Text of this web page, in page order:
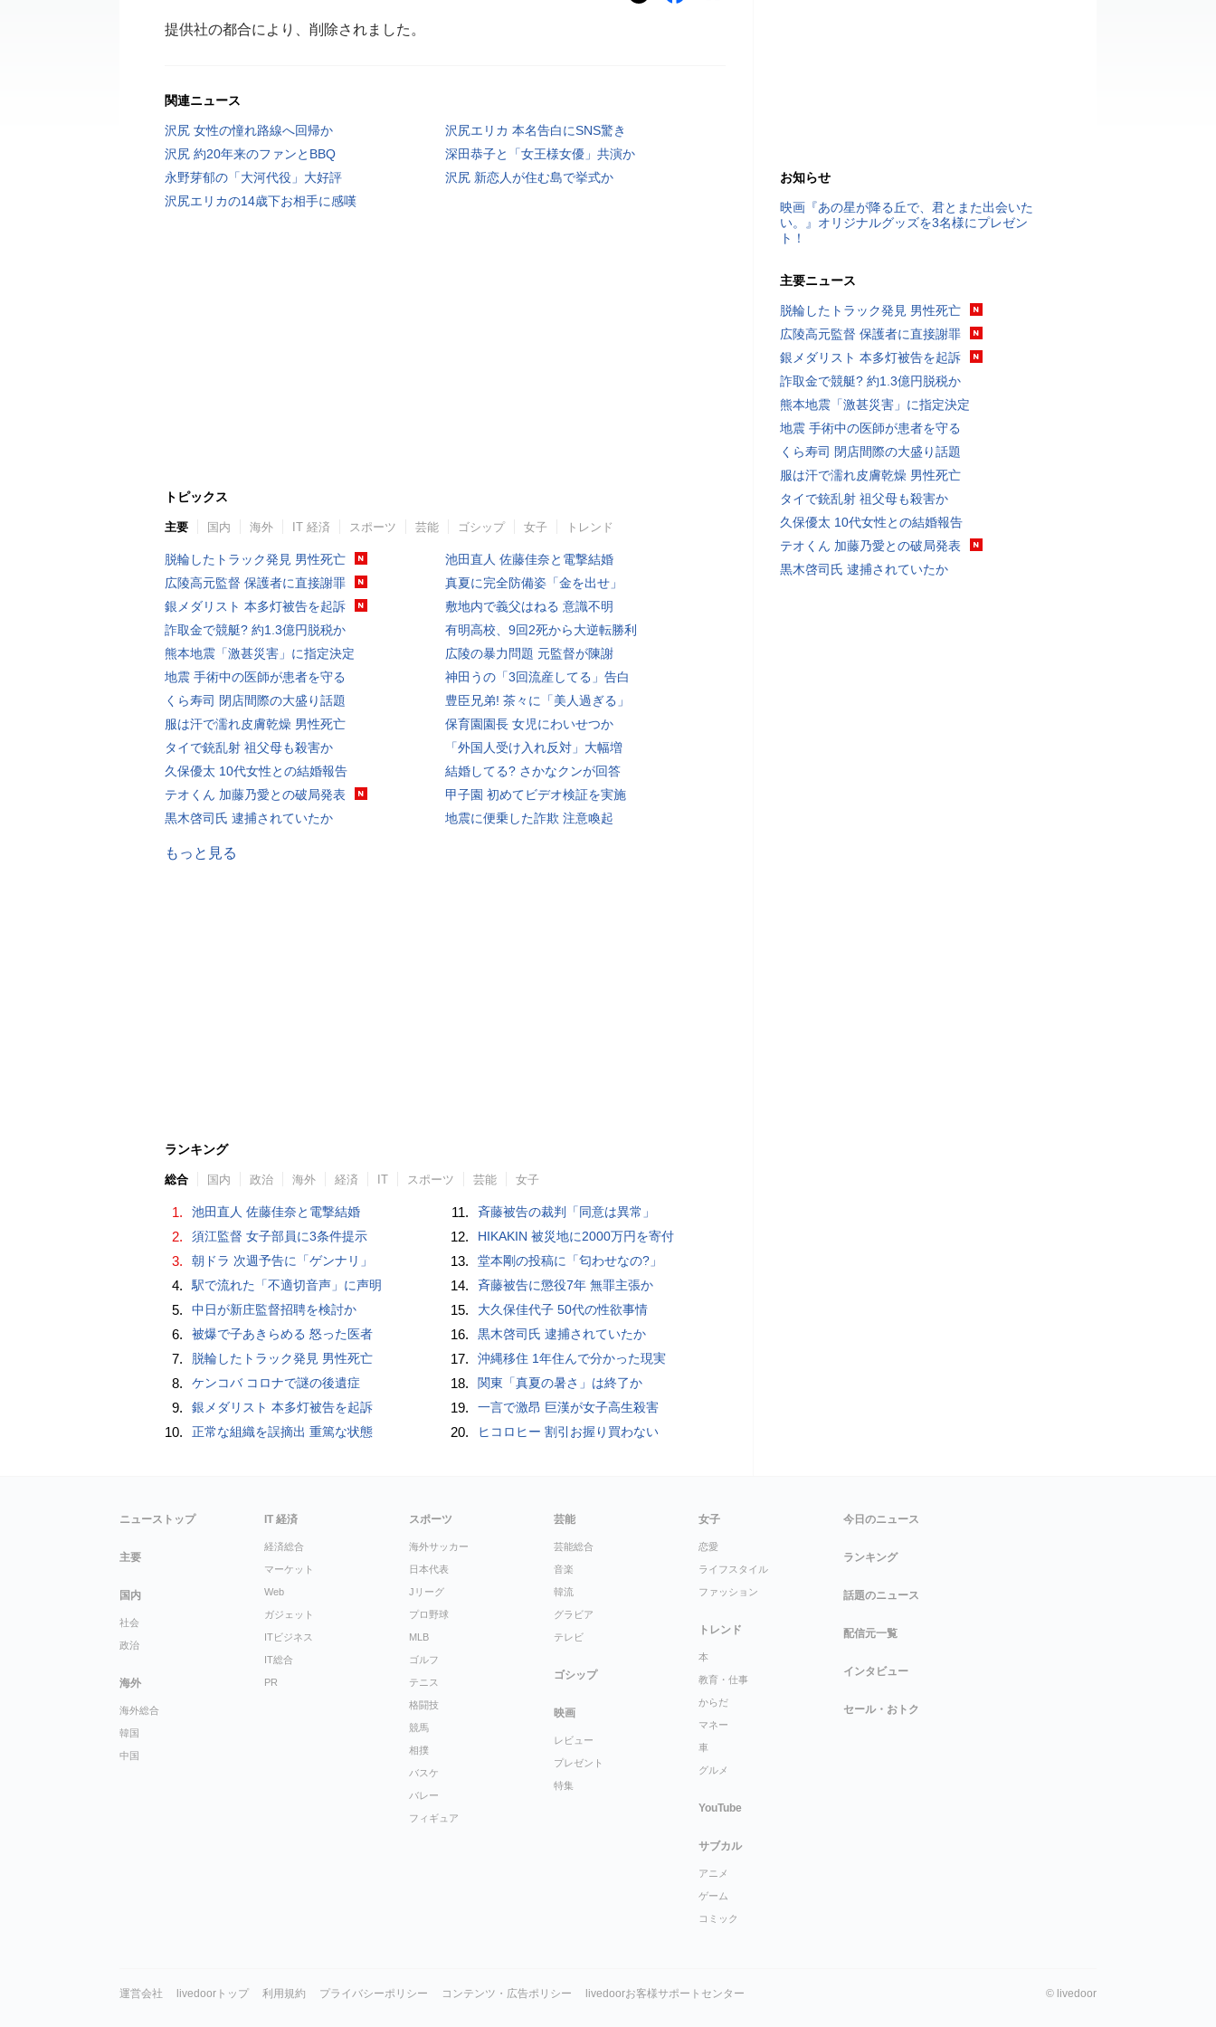
提供社の都合により、削除されました。
関連ニュース
沢尻 女性の憧れ路線へ回帰か
沢尻エリカ 本名告白にSNS驚き
沢尻 約20年来のファンとBBQ
深田恭子と「女王様女優」共演か
永野芽郁の「大河代役」大好評
沢尻 新恋人が住む島で挙式か
沢尻エリカの14歳下お相手に感嘆
トピックス
主要 国内 海外 IT 経済 スポーツ 芸能 ゴシップ 女子 トレンド
脱輪したトラック発見 男性死亡
広陵高元監督 保護者に直接謝罪
銀メダリスト 本多灯被告を起訴
詐取金で競艇? 約1.3億円脱税か
熊本地震「激甚災害」に指定決定
地震 手術中の医師が患者を守る
くら寿司 閉店間際の大盛り話題
服は汗で濡れ皮膚乾燥 男性死亡
タイで銃乱射 祖父母も殺害か
久保優太 10代女性との結婚報告
テオくん 加藤乃愛との破局発表
黒木啓司氏 逮捕されていたか
池田直人 佐藤佳奈と電撃結婚
真夏に完全防備姿「金を出せ」
敷地内で義父はねる 意識不明
有明高校、9回2死から大逆転勝利
広陵の暴力問題 元監督が陳謝
神田うの「3回流産してる」告白
豊臣兄弟! 茶々に「美人過ぎる」
保育園園長 女児にわいせつか
「外国人受け入れ反対」大幅増
結婚してる? さかなクンが回答
甲子園 初めてビデオ検証を実施
地震に便乗した詐欺 注意喚起
もっと見る
ランキング
総合 国内 政治 海外 経済 IT スポーツ 芸能 女子
1. 池田直人 佐藤佳奈と電撃結婚
2. 須江監督 女子部員に3条件提示
3. 朝ドラ 次週予告に「ゲンナリ」
4. 駅で流れた「不適切音声」に声明
5. 中日が新庄監督招聘を検討か
6. 被爆で子あきらめる 怒った医者
7. 脱輪したトラック発見 男性死亡
8. ケンコバ コロナで謎の後遺症
9. 銀メダリスト 本多灯被告を起訴
10. 正常な組織を誤摘出 重篤な状態
11. 斉藤被告の裁判「同意は異常」
12. HIKAKIN 被災地に2000万円を寄付
13. 堂本剛の投稿に「匂わせなの?」
14. 斉藤被告に懲役7年 無罪主張か
15. 大久保佳代子 50代の性欲事情
16. 黒木啓司氏 逮捕されていたか
17. 沖縄移住 1年住んで分かった現実
18. 関東「真夏の暑さ」は終了か
19. 一言で激昂 巨漢が女子高生殺害
20. ヒコロヒー 割引お握り買わない
お知らせ
映画『あの星が降る丘で、君とまた出会いた
い。』オリジナルグッズを3名様にプレゼン
ト！
主要ニュース
脱輪したトラック発見 男性死亡
広陵高元監督 保護者に直接謝罪
銀メダリスト 本多灯被告を起訴
詐取金で競艇? 約1.3億円脱税か
熊本地震「激甚災害」に指定決定
地震 手術中の医師が患者を守る
くら寿司 閉店間際の大盛り話題
服は汗で濡れ皮膚乾燥 男性死亡
タイで銃乱射 祖父母も殺害か
久保優太 10代女性との結婚報告
テオくん 加藤乃愛との破局発表
黒木啓司氏 逮捕されていたか
ニューストップ
主要
国内
社会
政治
海外
海外総合
韓国
中国
IT 経済
経済総合
マーケット
Web
ガジェット
ITビジネス
IT総合
PR
スポーツ
海外サッカー
日本代表
Jリーグ
プロ野球
MLB
ゴルフ
テニス
格闘技
競馬
相撲
バスケ
バレー
フィギュア
芸能
芸能総合
音楽
韓流
グラビア
テレビ
ゴシップ
映画
レビュー
プレゼント
特集
女子
恋愛
ライフスタイル
ファッション
トレンド
本
教育・仕事
からだ
マネー
車
グルメ
YouTube
サブカル
アニメ
ゲーム
コミック
今日のニュース
ランキング
話題のニュース
配信元一覧
インタビュー
セール・おトク
運営会社 livedoorトップ 利用規約 プライバシーポリシー コンテンツ・広告ポリシー livedoorお客様サポートセンター © livedoor